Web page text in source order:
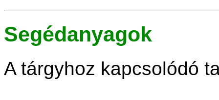
Segédanyagok
A tárgyhoz kapcsolódó